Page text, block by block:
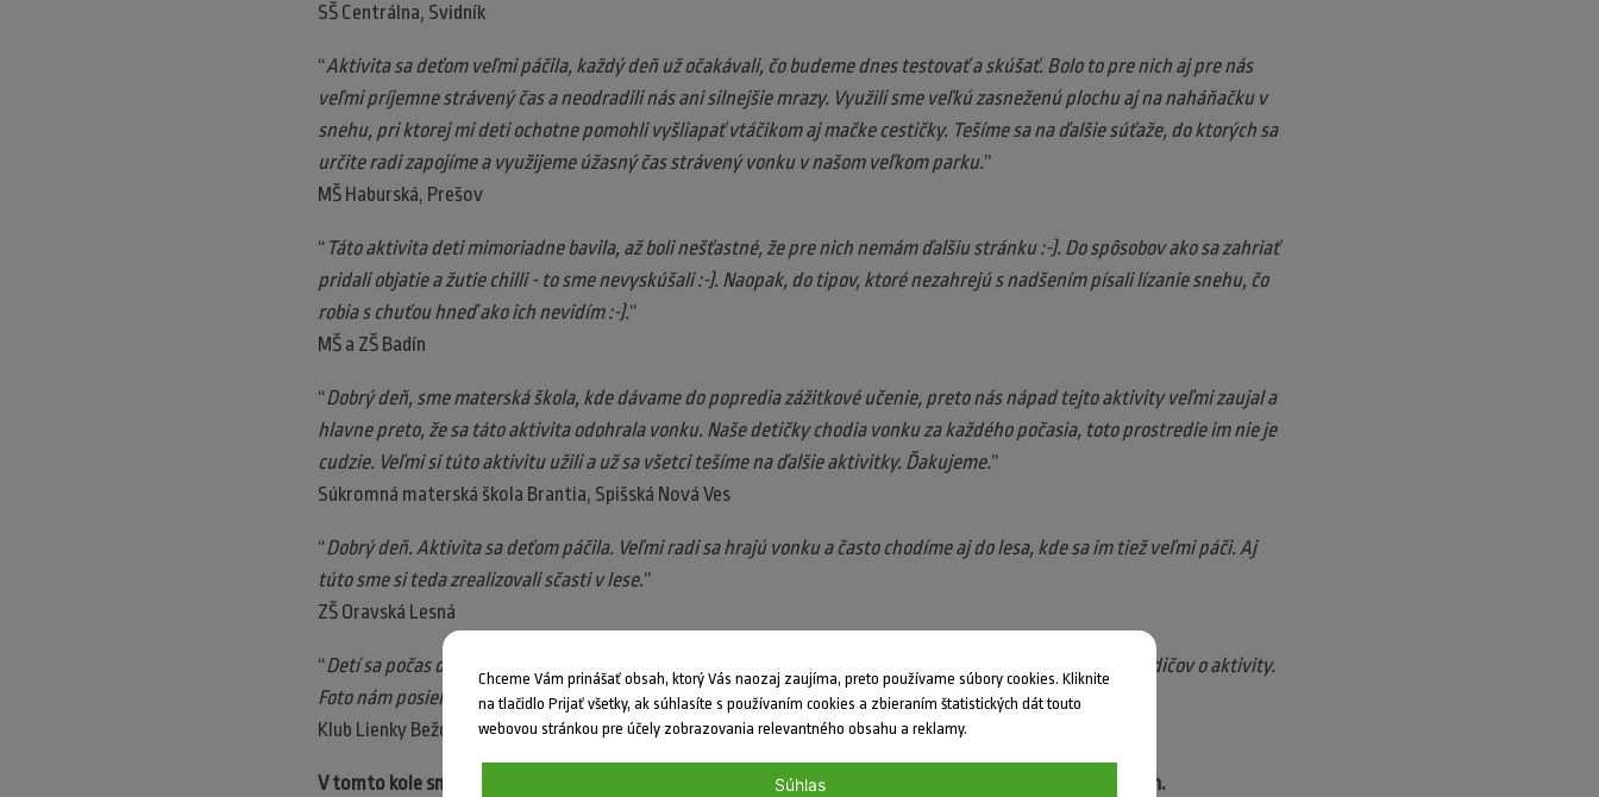
SŠ Centrálna, Svidník
“Aktivita sa deťom veľmi páčila, každý deň už očakávali, čo budeme dnes testovať a skúšať. Bolo to pre nich aj pre nás
veľmi príjemne strávený čas a neodradili nás ani silnejšie mrazy. Využili sme veľkú zasneženú plochu aj na naháňačku v
snehu, pri ktorej mi deti ochotne pomohli vyšliapať vtáčikom aj mačke cestičky. Tešíme sa na ďalšie súťaže, do ktorých sa
určite radi zapojíme a využijeme úžasný čas strávený vonku v našom veľkom parku.”
MŠ Haburská, Prešov
“ Táto aktivita deti mimoriadne bavila, až boli nešťastné, že pre nich nemám ďalšiu stránku :-). Do spôsobov ako sa zahriať
pridali objatie a žutie chilli - to sme nevyskúšali :-). Naopak, do tipov, ktoré nezahrejú s nadšením písali lízanie snehu, čo
robia s chuťou hneď ako ich nevidím :-).”
MŠ a ZŠ Badín
“Dobrý deň, sme materská škola, kde dávame do popredia zážitkové učenie, preto nás nápad tejto aktivity veľmi zaujal a
hlavne preto, že sa táto aktivita odohrala vonku. Naše detičky chodia vonku za každého počasia, toto prostredie im nie je
cudzie. Veľmi si túto aktivitu užili a už sa všetci tešíme na ďalšie aktivitky. Ďakujeme.”
Súkromná materská škola Brantia, Spišská Nová Ves
“Dobrý deň. Aktivita sa deťom páčila. Veľmi radi sa hrajú vonku a často chodíme aj do lesa, kde sa im tiež veľmi páči. Aj
túto sme si teda zrealizovali sčasti v lese.”
ZŠ Oravská Lesná
“Detí sa počas dištančného vzdelávania zapájali do aktivít, ktoré sme im zdávali, prekvapil nás záujem rodičov o aktivity.
Foto nám posielali priebežne.”
Klub Lienky Bežovce
V tomto kole sme vybrali Spojenú školu zo Svidníka, kam posielame peknú cenu a ostatných pozývame von.
Chceme Vám prinášať obsah, ktorý Vás naozaj zaujíma, preto používame súbory cookies. Kliknite
na tlačidlo Prijať všetky, ak súhlasíte s používaním cookies a zbieraním štatistických dát touto
webovou stránkou pre účely zobrazovania relevantného obsahu a reklamy.
Súhlas